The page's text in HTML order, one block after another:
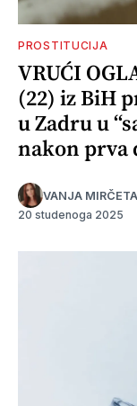
PROSTITUCIJA
VRUĆI
(22) iz BiH
u Zadru u
nakon prva
VANJA MIRČETA
20 studenoga 2025